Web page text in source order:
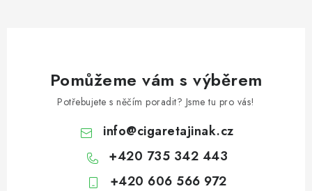
Pomůžeme vám s výběrem
Potřebujete s něčím poradit? Jsme tu pro vás!
info@cigaretajinak.cz
+420 735 342 443
+420 606 566 972